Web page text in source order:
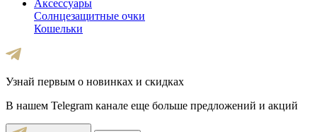
Аксессуары
Солнцезащитные очки
Кошельки
Узнай первым о новинках и скидках
В нашем Telegram канале еще больше предложений и акций